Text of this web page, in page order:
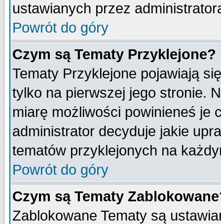
ustawianych przez
Powrót do góry
Czym są Tematy Przyklejone?
Tematy Przyklejone pojawiają
tylko na pierwszej jego stronie.
miarę możliwości powinieneś je
administrator decyduje jakie
tematów przyklejonych na
Powrót do góry
Czym są Tematy
Zablokowane Tematy są